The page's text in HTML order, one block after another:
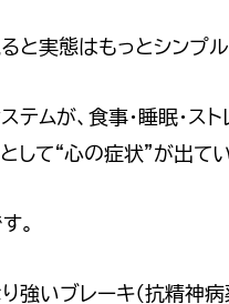
と実態はもっとシンプル
テムが、食事・睡眠・ス
して“心の症状”が出て
。
強いブレーキ（抗精神病